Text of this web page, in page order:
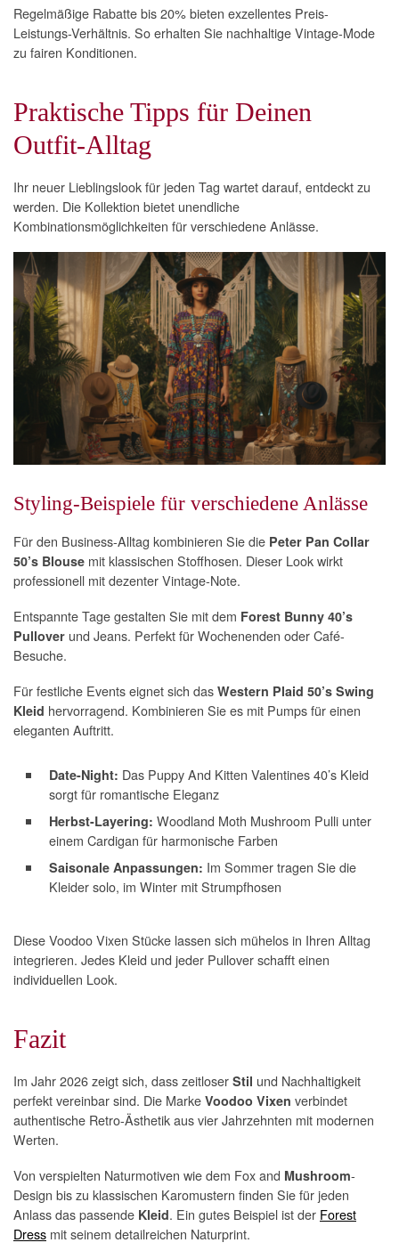
Regelmäßige Rabatte bis 20% bieten exzellentes Preis-
Leistungs-Verhältnis. So erhalten Sie nachhaltige Vintage-Mode
zu fairen Konditionen.
Praktische Tipps für Deinen
Outfit-Alltag
Ihr neuer Lieblingslook für jeden Tag wartet darauf, entdeckt zu
werden. Die Kollektion bietet unendliche
Kombinationsmöglichkeiten für verschiedene Anlässe.
Styling-Beispiele für verschiedene Anlässe
Für den Business-Alltag kombinieren Sie die Peter Pan Collar
50’s Blouse mit klassischen Stoffhosen. Dieser Look wirkt
professionell mit dezenter Vintage-Note.
Entspannte Tage gestalten Sie mit dem Forest Bunny 40’s
Pullover und Jeans. Perfekt für Wochenenden oder Café-
Besuche.
Für festliche Events eignet sich das Western Plaid 50’s Swing
Kleid hervorragend. Kombinieren Sie es mit Pumps für einen
eleganten Auftritt.
Date-Night: Das Puppy And Kitten Valentines 40’s Kleid
sorgt für romantische Eleganz
Herbst-Layering: Woodland Moth Mushroom Pulli unter
einem Cardigan für harmonische Farben
Saisonale Anpassungen: Im Sommer tragen Sie die
Kleider solo, im Winter mit Strumpfhosen
Diese Voodoo Vixen Stücke lassen sich mühelos in Ihren Alltag
integrieren. Jedes Kleid und jeder Pullover schafft einen
individuellen Look.
Fazit
Im Jahr 2026 zeigt sich, dass zeitloser Stil und Nachhaltigkeit
perfekt vereinbar sind. Die Marke Voodoo Vixen verbindet
authentische Retro-Ästhetik aus vier Jahrzehnten mit modernen
Werten.
Von verspielten Naturmotiven wie dem Fox and Mushroom-
Design bis zu klassischen Karomustern finden Sie für jeden
Anlass das passende Kleid. Ein gutes Beispiel ist der Forest
Dress mit seinem detailreichen Naturprint.